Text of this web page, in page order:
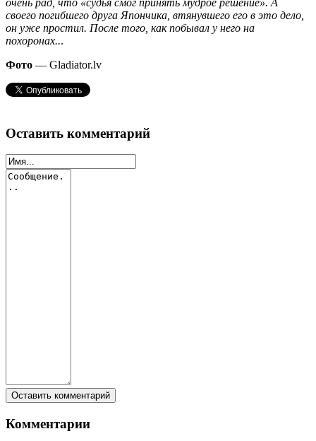
своего погибшего друга Япончика, втянувшего его в это дело,
он уже простил. После того, как побывал у него на
похоронах...
Фото — Gladiator.lv
Оставить комментарий
Комментарии